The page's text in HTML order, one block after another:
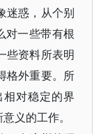
迷惑，从个别
对一些带有根
些资料所表明
格外重要。所
对稳定的界
义的工作。